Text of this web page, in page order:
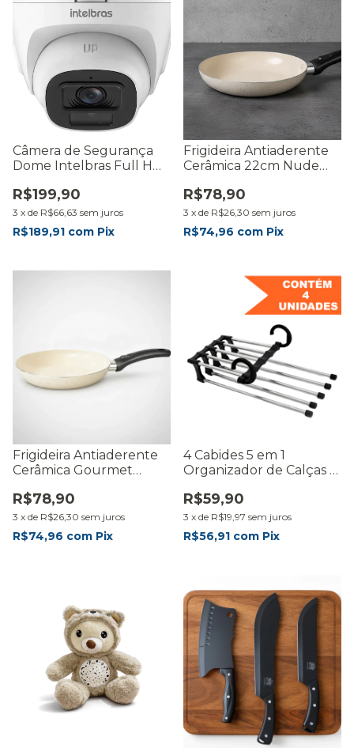
Câmera de Segurança
Dome Intelbras Full HD
G9
R$199,90
3 x de R$66,63 sem juros
R$189,91 com Pix
Frigideira Antiaderente
Cerâmica 22cm Nude
R$78,90
3 x de R$26,30 sem juros
R$74,96 com Pix
Frigideira Antiaderente
Cerâmica Gourmet
R$78,90
3 x de R$26,30 sem juros
R$74,96 com Pix
4 Cabides 5 em 1
Organizador de Calças e
R$59,90
3 x de R$19,97 sem juros
R$56,91 com Pix